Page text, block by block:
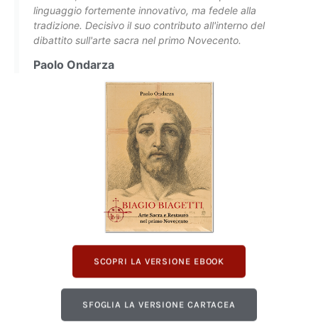
linguaggio fortemente innovativo, ma fedele alla
tradizione. Decisivo il suo contributo all'interno del
dibattito sull'arte sacra nel primo Novecento.
Paolo Ondarza
SCOPRI LA VERSIONE EBOOK
SFOGLIA LA VERSIONE CARTACEA